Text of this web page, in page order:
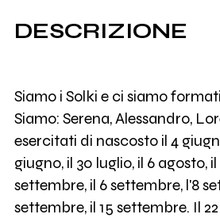
DESCRIZIONE
Siamo i Solki e ci siamo
Siamo: Serena, Alessandro,
esercitati di nascosto il 4
giugno, il 30 luglio, il 6 agosto, il
settembre, il 6 settembre, l'8
settembre, il 15 settembre. Il